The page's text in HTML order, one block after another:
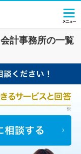
計事務所の一覧